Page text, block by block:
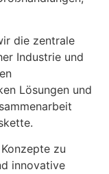
die zentrale
Industrie und
Lösungen und
zu
innovative